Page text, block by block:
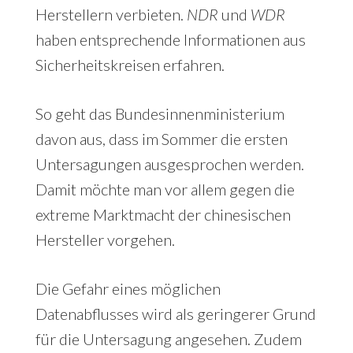
Herstellern verbieten. NDR und WDR
haben entsprechende Informationen aus
Sicherheitskreisen erfahren.
So geht das Bundesinnenministerium
davon aus, dass im Sommer die ersten
Untersagungen ausgesprochen werden.
Damit möchte man vor allem gegen die
extreme Marktmacht der chinesischen
Hersteller vorgehen.
Die Gefahr eines möglichen
Datenabflusses wird als geringerer Grund
für die Untersagung angesehen. Zudem